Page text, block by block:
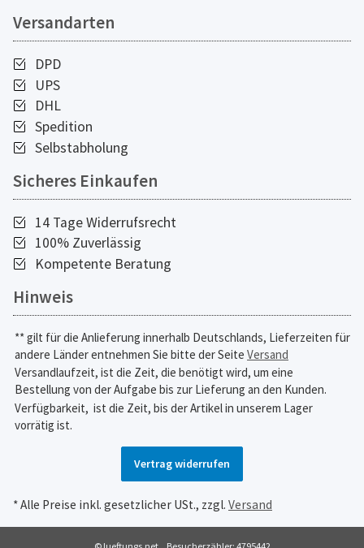
Versandarten
DPD
UPS
DHL
Spedition
Selbstabholung
Sicheres Einkaufen
14 Tage Widerrufsrecht
100% Zuverlässig
Kompetente Beratung
Hinweis
** gilt für die Anlieferung innerhalb Deutschlands, Lieferzeiten für
andere Länder entnehmen Sie bitte der Seite Versand
Versandlaufzeit, ist die Zeit, die benötigt wird, um eine
Bestellung von der Aufgabe bis zur Lieferung an den Kunden.
Verfügbarkeit, ist die Zeit, bis der Artikel in unserem Lager
vorrätig ist.
Vertrag widerrufen
* Alle Preise inkl. gesetzlicher USt., zzgl. Versand